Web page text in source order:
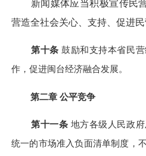
新闻媒体应当积极宣传民营
营造全社会关心、支持、促进民
第十条 鼓励和支持本省民
作，促进闽台经济融合发展。
第二章 公平竞争
第十一条 地方各级人民政
统一的市场准入负面清单制度，